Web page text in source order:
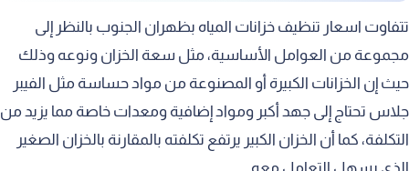
تتفاوت اسعار تنظيف خزانات المياه بظهران الجنوب بالنظر إلى
مجموعة من العوامل الأساسية، مثل سعة الخزان ونوعه وذلك
حيث إن الخزانات الكبيرة أو المصنوعة من مواد حساسة مثل الفيبر
جلاس تحتاج إلى جهد أكبر ومواد إضافية ومعدات خاصة مما يزيد من
التكلفة، كما أن الخزان الكبير يرتفع تكلفته بالمقارنة بالخزان الصغير